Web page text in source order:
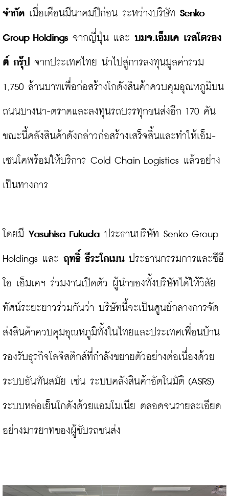
จำกัด เมื่อเดือนมีนาคมปีก่อน ระหว่างบริษัท Senko
Group Holdings จากญี่ปุ่น และ บมจ.เอ็มเค เรสโตรอง
ต์ กรุ๊ป จากประเทศไทย นำไปสู่การลงทุนมูลค่ารวม
1,750 ล้านบาทเพื่อก่อสร้างโกดังสินค้าควบคุมอุณหภูมิบน
ถนนบางนา-ตราดและลงทุนรถบรรทุกขนส่งอีก 170 คัน
ขณะนี้คลังสินค้าดังกล่าวก่อสร้างเสร็จสิ้นและทำให้เอ็ม-
เซนโคพร้อมให้บริการ Cold Chain Logistics แล้วอย่าง
เป็นทางการ
โดยมี Yasuhisa Fukuda ประธานบริษัท Senko Group
Holdings และ ฤทธิ์ ธีระโกเมน ประธานกรรมการและซีอี
โอ เอ็มเคฯ ร่วมงานเปิดตัว ผู้นำของทั้งบริษัทได้ให้วิสัย
ทัศน์ระยะยาวร่วมกันว่า บริษัทนี้จะเป็นศูนย์กลางการจัด
ส่งสินค้าควบคุมอุณหภูมิทั้งในไทยและประเทศเพื่อนบ้าน
รองรับธุรกิจโลจิสติกส์ที่กำลังขยายตัวอย่างต่อเนื่องด้วย
ระบบอันทันสมัย เช่น ระบบคลังสินค้าอัตโนมัติ (ASRS)
ระบบหล่อเย็นโกดังด้วยแอมโมเนีย ตลอดจนรายละเอียด
อย่างมารยาทของผู้ขับรถขนส่ง